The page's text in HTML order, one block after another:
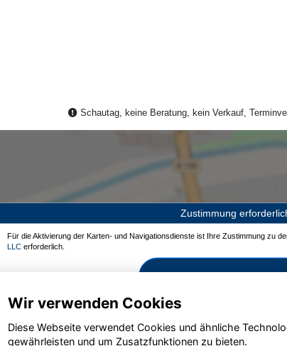
Schautag, keine Beratung, kein Verkauf,
Zustimmung
Für die Aktivierung der Karten- und Navigationsdienste ist Ihre Zustimmung zu
LLC erforderlich.
Zustimmen und
Wir verwenden Cookies
Diese Webseite verwendet Cookies und ähnliche
gewährleisten und um Zusatzfunktionen zu bieten.